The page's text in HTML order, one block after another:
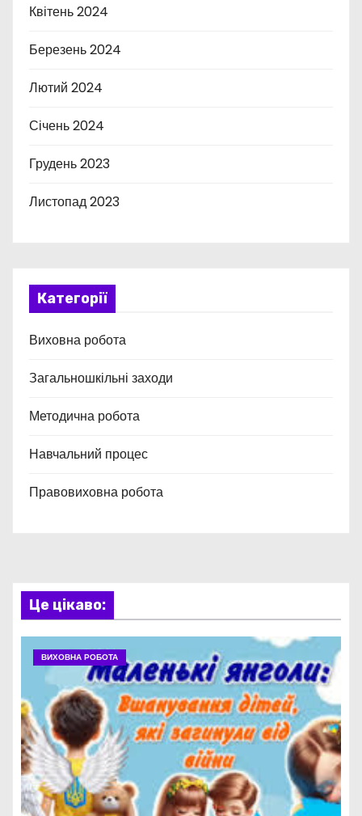
Квітень 2024
Березень 2024
Лютий 2024
Січень 2024
Грудень 2023
Листопад 2023
Категорії
Виховна робота
Загальношкільні заходи
Методична робота
Навчальний процес
Правовиховна робота
Це цікаво:
ВИХОВНА РОБОТА